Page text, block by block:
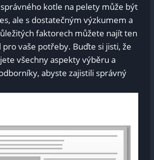
kotle na pelety může být
ale s dostatečným výzkumem a
faktorech můžete najít ten
vaše potřeby. Buďte si jisti, že
všechny aspekty výběru a
abyste zajistili správný